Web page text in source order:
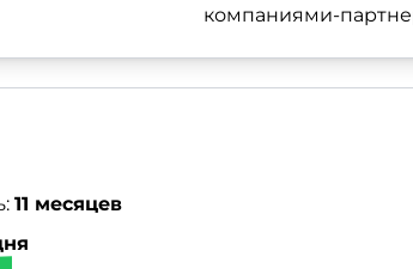
компаниями-
11 месяцев